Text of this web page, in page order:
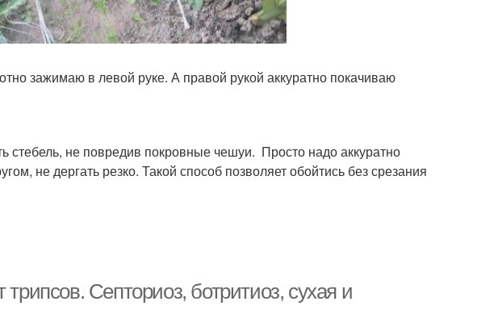
зажимаю в левой руке. А правой рукой аккуратно покачиваю
стебель, не повредив покровные чешуи. Просто надо аккуратно
не дергать резко. Такой способ позволяет обойтись без срезания
Септориоз, ботритиоз, сухая и